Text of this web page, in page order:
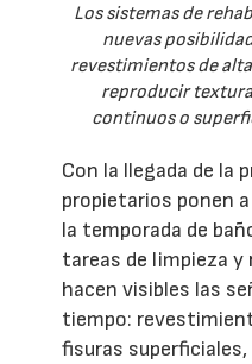
Los sistemas de
nuevas
revestimientos de
reproducir
continuos o
Con la llegada de la
propietarios ponen
la temporada de
tareas de limpieza y
hacen visibles las
tiempo:
fisuras superficiales,